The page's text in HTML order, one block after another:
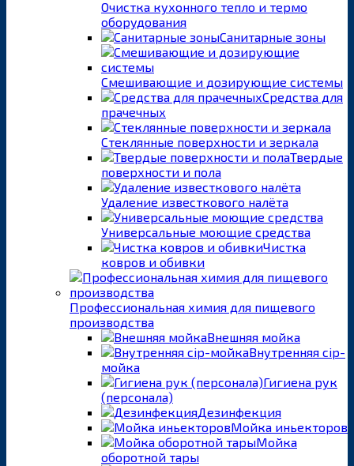
Очистка кухонного тепло и термо
оборудования
Санитарные зоны
Смешивающие и дозирующие системы
Средства для
прачечных
Стеклянные поверхности и зеркала
Твердые
поверхности и пола
Удаление известкового налёта
Универсальные моющие средства
Чистка
ковров и обивки
Профессиональная химия для пищевого
производства
Внешняя мойка
Внутренняя cip-
мойка
Гигиена рук
(персонала)
Дезинфекция
Мойка иньекторов
Мойка
оборотной тары